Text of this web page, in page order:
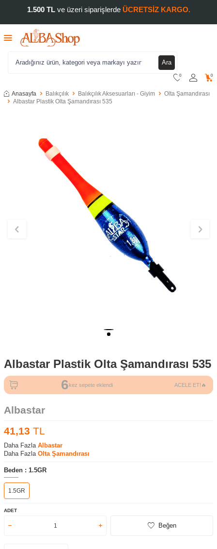
1.500 TLve üzeri siparişlerde ÜCRETSİZ KARGO.
Ara
0 0
Anasayfa Balıkçılık Balıkçılık Aksesuarları - Giyim
Olta Şamandırası
Albastar Plastik Olta Şamandırası 535
Albastar Plastik Olta Şamandırası 535
6kez sepete eklendi
19kez görüntülendi ACELE ET!🔥
Albastar
41,13 TL
Daha Fazla Albastar
Daha Fazla Olta Şamandırası
Beden : 1.5GR
1.5GR
ADET
Beğen